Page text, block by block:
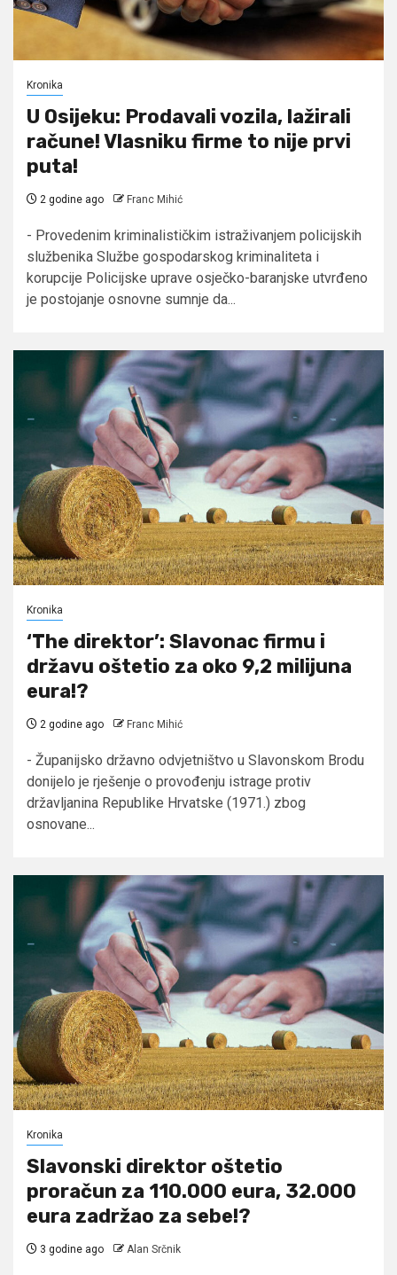
Kronika
U Osijeku: Prodavali vozila, lažirali
račune! Vlasniku firme to nije prvi
puta!
2 godine ago Franc Mihić
- Provedenim kriminalističkim istraživanjem policijskih
službenika Službe gospodarskog kriminaliteta i
korupcije Policijske uprave osječko-baranjske utvrđeno
je postojanje osnovne sumnje da...
Kronika
‘The direktor’: Slavonac firmu i
državu oštetio za oko 9,2 milijuna
eura!?
2 godine ago Franc Mihić
- Županijsko državno odvjetništvo u Slavonskom Brodu
donijelo je rješenje o provođenju istrage protiv
državljanina Republike Hrvatske (1971.) zbog
osnovane...
Kronika
Slavonski direktor oštetio
proračun za 110.000 eura, 32.000
eura zadržao za sebe!?
3 godine ago Alan Srčnik